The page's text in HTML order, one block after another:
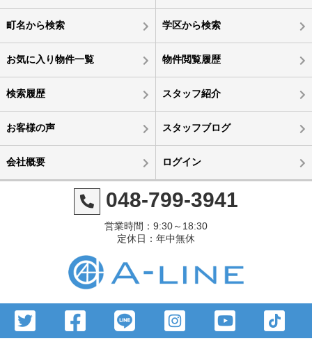
町名から検索 学区から検索
お気に入り物件一覧 物件閲覧履歴
検索履歴 スタッフ紹介
お客様の声 スタッフブログ
会社概要 ログイン
048-799-3941
営業時間：9:30～18:30
定休日：年中無休